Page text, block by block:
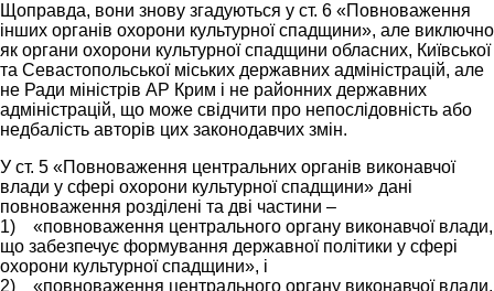
Щоправда, вони знову згадуються у ст. 6 «Повноваження
інших органів охорони культурної спадщини», але виключно
як органи охорони культурної спадщини обласних, Київської
та Севастопольської міських державних адміністрацій, але
не Ради міністрів АР Крим і не районних державних
адміністрацій, що може свідчити про непослідовність або
недбалість авторів цих законодавчих змін.
У ст. 5 «Повноваження центральних органів виконавчої
влади у сфері охорони культурної спадщини» дані
повноваження розділені та дві частини –
1) «повноваження центрального органу виконавчої влади,
що забезпечує формування державної політики у сфері
охорони культурної спадщини», і
2) «повноваження центрального органу виконавчої влади,